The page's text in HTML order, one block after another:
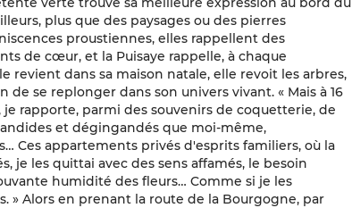
plus que des paysages ou des pierres
proustiennes, elles rappellent des
de cœur, et la Puisaye rappelle, à chaque
revient dans sa maison natale, elle revoit les arbres,
se replonger dans son univers vivant. « Mais à 16
rapporte, parmi des souvenirs de coquetterie, de
et dégingandés que moi-même,
Ces appartements privés d'esprits familiers, où la
je les quittai avec des sens affamés, le besoin
humidité des fleurs… Comme si je les
» Alors en prenant la route de la Bourgogne, par